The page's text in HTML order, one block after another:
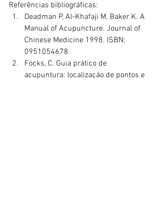
Referências bibliográficas:
Deadman P, Al-Khafaji M, Baker K. A
Manual of Acupuncture. Journal of
Chinese Medicine 1998. ISBN:
0951054678
Focks, C. Guia prático de
acupuntura: localização de pontos e